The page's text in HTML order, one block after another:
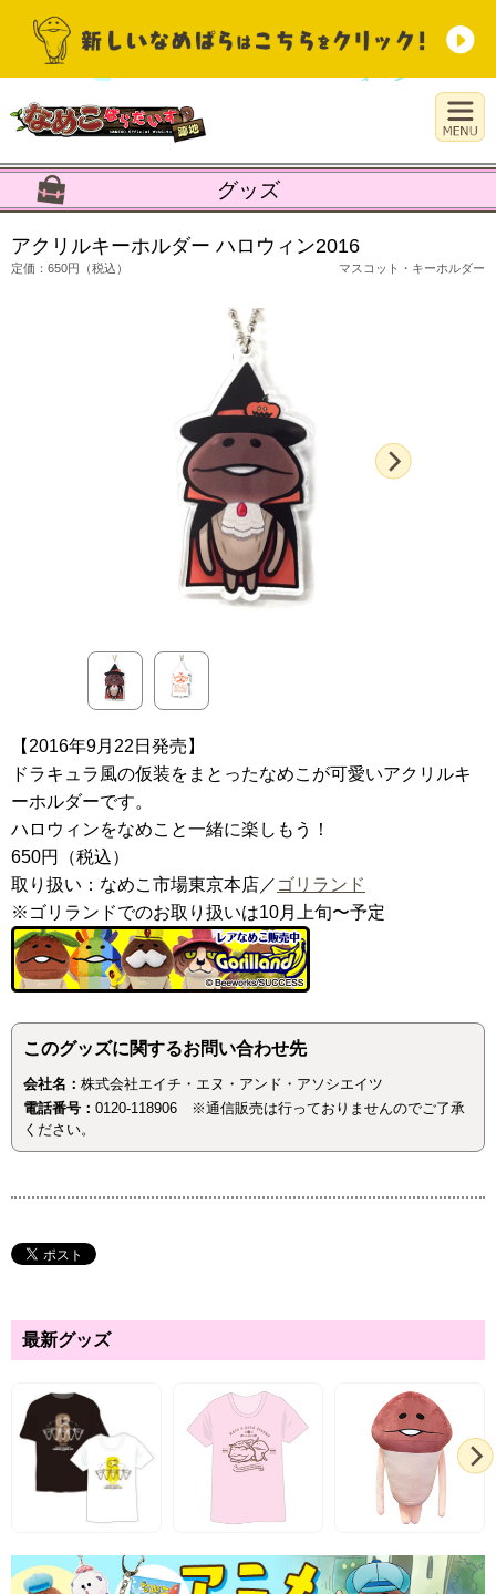
グッズ
アクリルキーホルダー ハロウィン2016
定価：650円（税込） マスコット・キーホルダー
【2016年9月22日発売】
ドラキュラ風の仮装をまとったなめこが可愛いアクリルキ
ーホルダーです。
ハロウィンをなめこと一緒に楽しもう！
650円（税込）
取り扱い：なめこ市場東京本店／ ゴリランド
※ゴリランドでのお取り扱いは10月上旬〜予定
このグッズに関するお問い合わせ先
会社名： 株式会社エイチ・エヌ・アンド・アソシエイツ
電話番号： 0120-118906 ※通信販売は行っておりませんのでご了承
ください。
最新グッズ